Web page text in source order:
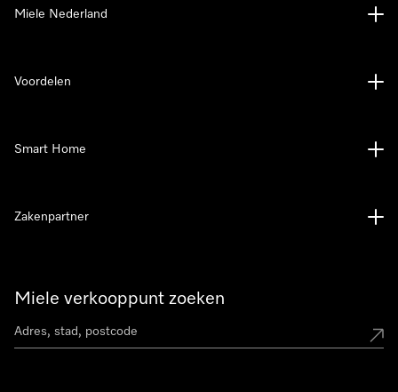
Miele verkooppunt zoeken
Miele Nederland
Voordelen
Smart Home
Zakenpartner